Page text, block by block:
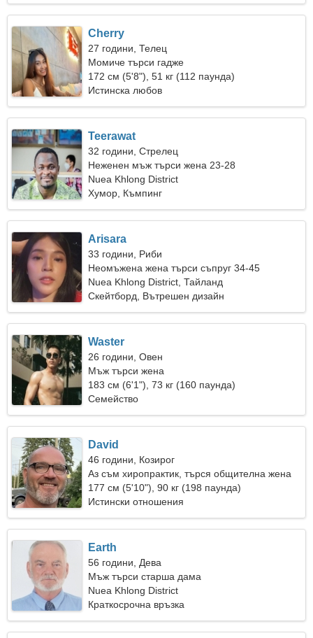
Cherry
27 години, Телец
Момиче търси гадже
172 см (5'8"), 51 кг (112 паунда)
Истинска любов
Teerawat
32 години, Стрелец
Неженен мъж търси жена 23-28
Nuea Khlong District
Хумор, Къмпинг
Arisara
33 години, Риби
Неомъжена жена търси съпруг 34-45
Nuea Khlong District, Тайланд
Скейтборд, Вътрешен дизайн
Waster
26 години, Овен
Мъж търси жена
183 см (6'1"), 73 кг (160 паунда)
Семейство
David
46 години, Козирог
Аз съм хиропрактик, търся общителна жена
177 см (5'10"), 90 кг (198 паунда)
Истински отношения
Earth
56 години, Дева
Мъж търси старша дама
Nuea Khlong District
Краткосрочна връзка